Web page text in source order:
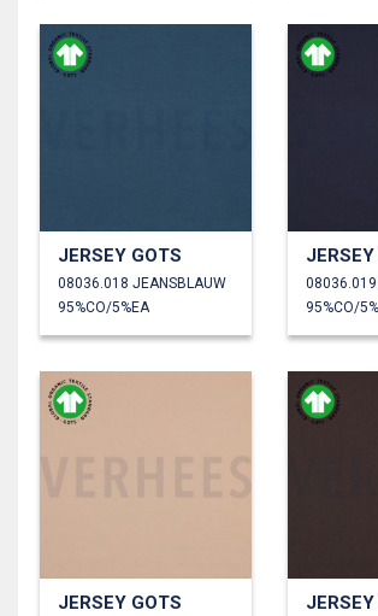
JERSEY GOTS
08036.018 JEANSBLAUW
95%CO/5%EA
95%CO/
JERSEY GOTS